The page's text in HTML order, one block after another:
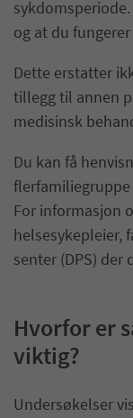
og at du
Dette erstatter
tillegg til annen
medisinsk
Du kan få
For informasjon
helsesykepleier,
senter (DPS) der
Hvorfor er
viktig?
Undersøkelser